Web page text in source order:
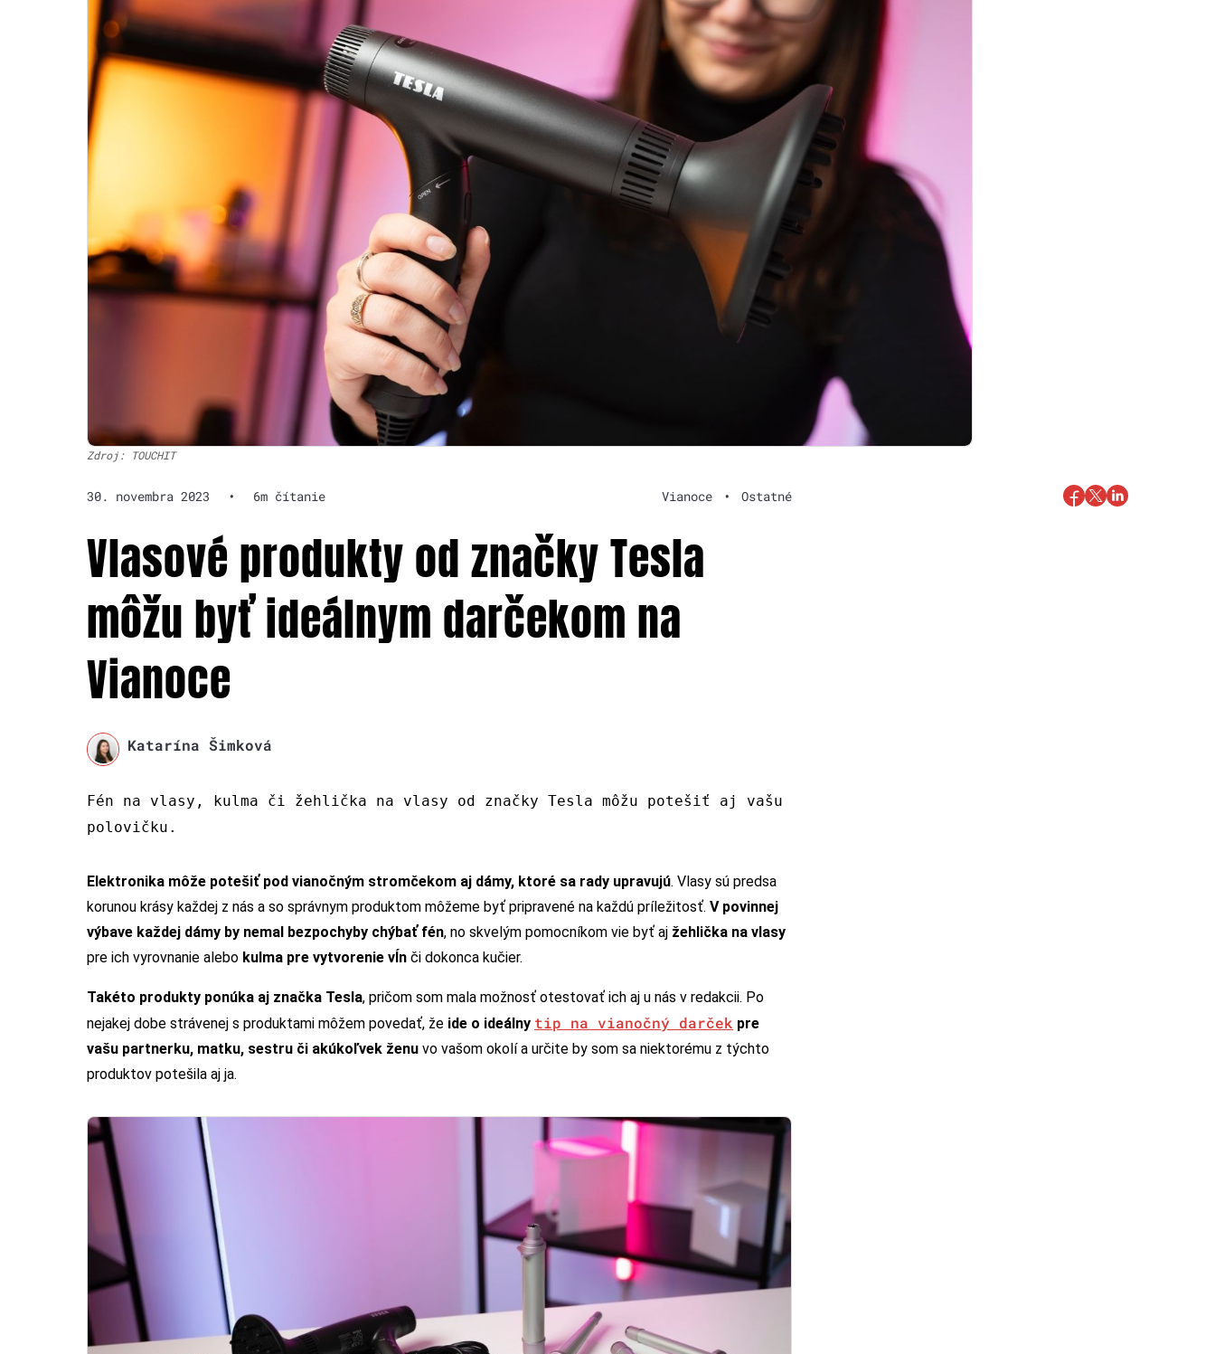
Zdroj: TOUCHIT
30. novembra 2023 • 6m čítanie Vianoce • Ostatné
Vlasové produkty od značky Tesla
môžu byť ideálnym darčekom na
Vianoce
Katarína Šimková
Fén na vlasy, kulma či žehlička na vlasy od značky Tesla môžu potešiť aj vašu
polovičku.
Elektronika môže potešiť pod vianočným stromčekom aj dámy, ktoré sa rady upravujú. Vlasy sú predsa
korunou krásy každej z nás a so správnym produktom môžeme byť pripravené na každú príležitosť. V povinnej
výbave každej dámy by nemal bezpochyby chýbať fén, no skvelým pomocníkom vie byť aj žehlička na vlasy
pre ich vyrovnanie alebo kulma pre vytvorenie vĺn či dokonca kučier.
Takéto produkty ponúka aj značka Tesla, pričom som mala možnosť otestovať ich aj u nás v redakcii. Po
nejakej dobe strávenej s produktami môžem povedať, že ide o ideálny tip na vianočný darček pre
vašu partnerku, matku, sestru či akúkoľvek ženu vo vašom okolí a určite by som sa niektorému z týchto
produktov potešila aj ja.